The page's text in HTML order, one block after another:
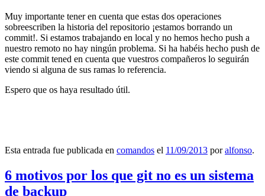
Muy importante tener en cuenta que estas dos operaciones
sobreescriben la historia del repositorio ¡estamos borrando un
commit!. Si estamos trabajando en local y no hemos hecho push a
nuestro remoto no hay ningún problema. Si ha habéis hecho push de
este commit tened en cuenta que vuestros compañeros lo seguirán
viendo si alguna de sus ramas lo referencia.
Espero que os haya resultado útil.
Esta entrada fue publicada en comandos el 11/09/2013 poralfonso.
6 motivos por los que git no es un sistema
de backup